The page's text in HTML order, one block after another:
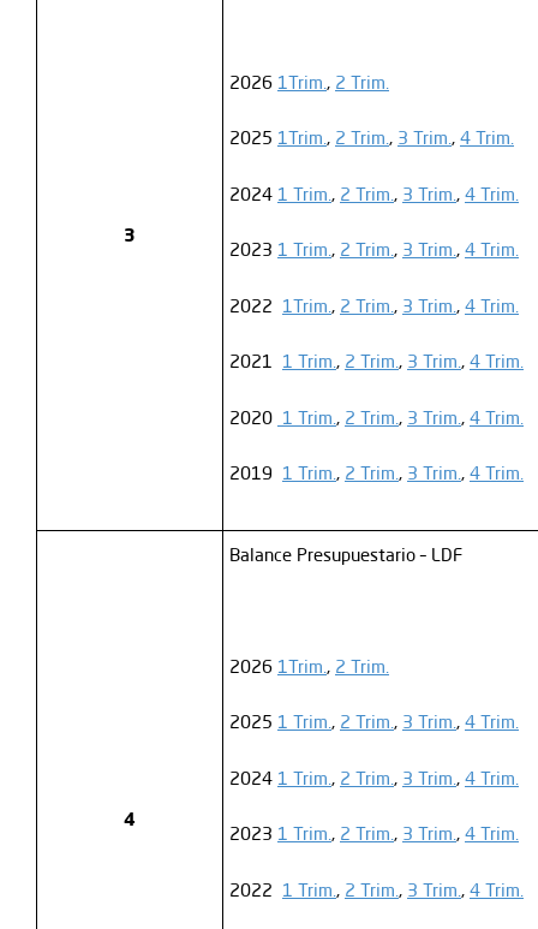
3
2026 1Trim., 2 Trim.
2025 1Trim., 2 Trim., 3 Trim., 4 Trim.
2024 1 Trim., 2 Trim., 3 Trim., 4 Trim.
2023 1 Trim., 2 Trim., 3 Trim., 4 Trim.
2022 1Trim., 2 Trim., 3 Trim., 4 Trim.
2021 1 Trim., 2 Trim., 3 Trim., 4 Trim.
2020 1 Trim., 2 Trim., 3 Trim., 4 Trim.
2019 1 Trim., 2 Trim., 3 Trim., 4 Trim.
4
Balance Presupuestario – LDF
2026 1Trim., 2 Trim.
2025 1 Trim., 2 Trim., 3 Trim., 4 Trim.
2024 1 Trim., 2 Trim., 3 Trim., 4 Trim.
2023 1 Trim., 2 Trim., 3 Trim., 4 Trim.
2022 1 Trim., 2 Trim., 3 Trim., 4 Trim.